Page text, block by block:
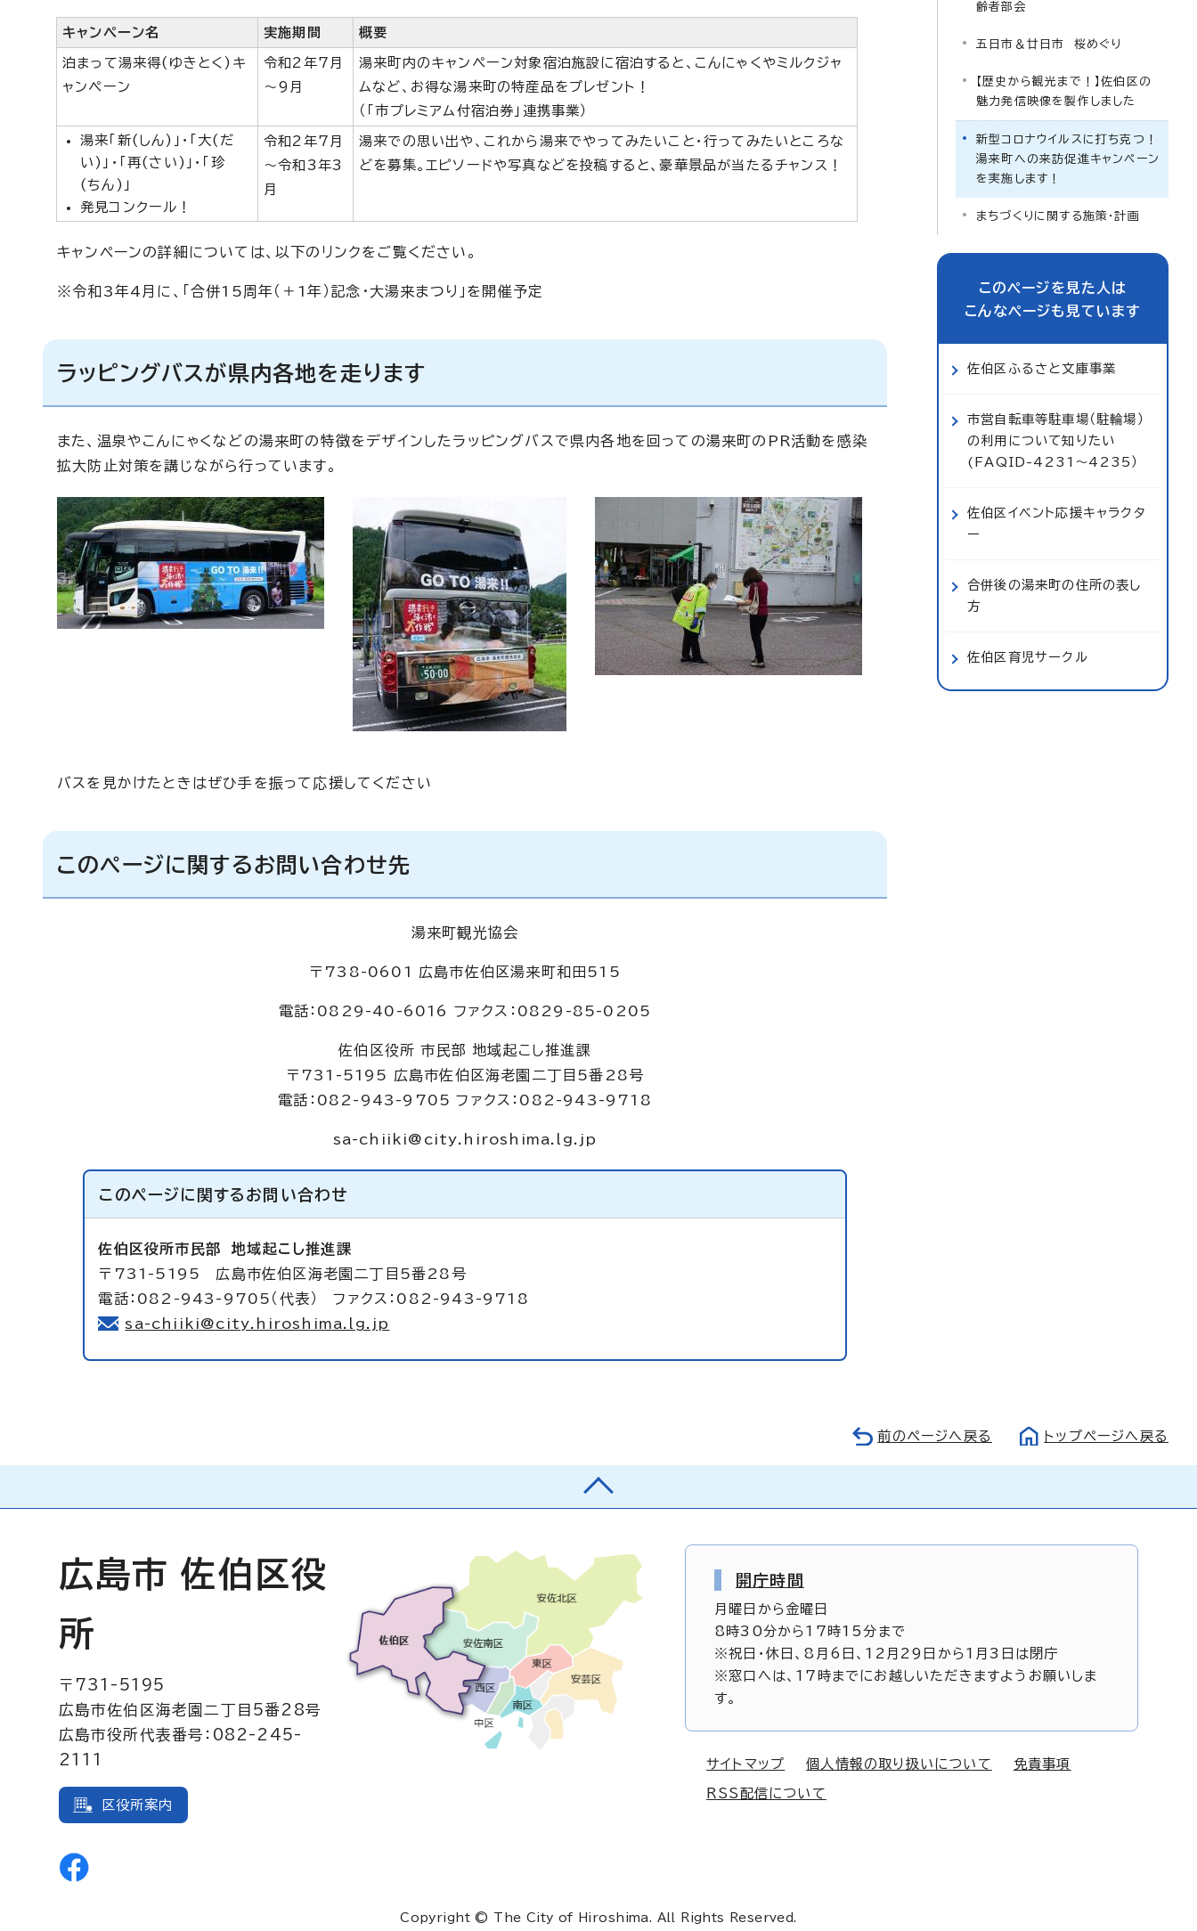
キャンペーン名 実施期間 概要
泊まって湯来得(ゆきとく)キ
ャンペーン
令和2年7月
～9月
湯来町内のキャンペーン対象宿泊施設に宿泊すると、こんにゃくやミルクジャ
ムなど、お得な湯来町の特産品をプレゼント！
（「市プレミアム付宿泊券」連携事業）
湯来「新(しん)」・「大(だ
い)」・「再(さい)」・「珍
(ちん)」
発見コンクール！
令和2年7月
～令和3年3
月
湯来での思い出や、これから湯来でやってみたいこと・行ってみたいところな
どを募集。エピソードや写真などを投稿すると、豪華景品が当たるチャンス！
キャンペーンの詳細については、以下のリンクをご覧ください。
※令和3年4月に、「合併15周年（＋1年）記念・大湯来まつり」を開催予定
ラッピングバスが県内各地を走ります
また、温泉やこんにゃくなどの湯来町の特徴をデザインしたラッピングバスで県内各地を回っての湯来町のPR活動を感染
拡大防止対策を講じながら行っています。
バスを見かけたときはぜひ手を振って応援してください
このページに関するお問い合わせ先
湯来町観光協会
〒738-0601 広島市佐伯区湯来町和田515
電話：0829-40-6016 ファクス：0829-85-0205
佐伯区役所 市民部 地域起こし推進課
〒731-5195 広島市佐伯区海老園二丁目5番28号
電話：082-943-9705 ファクス：082-943-9718
sa-chiiki@city.hiroshima.lg.jp
このページに関する お問い合わせ
佐伯区役所市民部地域起こし推進課
〒731-5195 広島市佐伯区海老園二丁目5番28号
電話：082-943-9705（代表） ファクス：082-943-9718
sa-chiiki@city.hiroshima.lg.jp
齢者部会
五日市＆廿日市 桜めぐり
【歴史から観光まで！】佐伯区の
魅力発信映像を製作しました
新型コロナウイルスに打ち克つ！
湯来町への来訪促進キャンペーン
を実施します！
まちづくりに関する施策・計画
このページを見た人は
こんなページも見ています
佐伯区ふるさと文庫事業
市営自転車等駐車場（駐輪場）
の利用について知りたい
(FAQID-4231～4235）
佐伯区イベント応援キャラクタ
ー
合併後の湯来町の住所の表し
方
佐伯区育児サークル
前のページへ戻る トップページへ戻る
広島市 佐伯区役
所
〒731-5195
広島市佐伯区海老園二丁目5番28号
広島市役所代表番号：082-245-
2111
区役所案内
開庁時間
月曜日から金曜日
8時30分から17時15分まで
※祝日・休日、8月6日、12月29日から1月3日は閉庁
※窓口へは、17時までにお越しいただきますようお願いしま
す。
サイトマップ 個人情報の取り扱いについて 免責事項
RSS配信について
Copyright © The City of Hiroshima. All Rights Reserved.